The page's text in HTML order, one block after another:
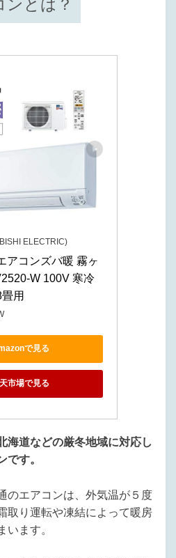
ンとは？
ELECTRIC)
アコンズバ暖 霧ヶ
W 100V 寒冷
用
で見る
市場で見る
海道などの厳冬地域に対応し
です。
のエアコンは、外気温が５度
取り運転や凍結によって暖房
います。